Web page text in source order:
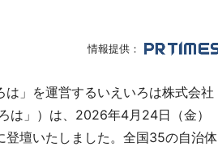
情報提供：
」を運営するいえいろは株式会社
は」）は、2026年4月24日（金）
登壇いたしました。全国35の自治体